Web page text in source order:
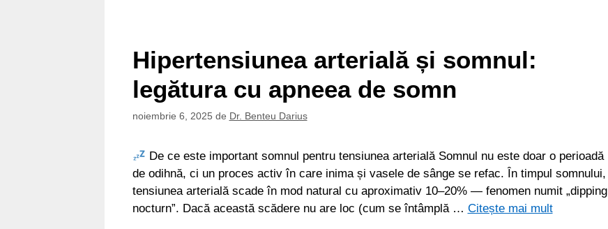
Hipertensiunea arterială și somnul:
legătura cu apneea de somn
noiembrie 6, 2025 de Dr. Benteu Darius
De ce este important somnul pentru tensiunea arterială Somnul nu este doar o perioadă
de odihnă, ci un proces activ în care inima și vasele de sânge se refac. În timpul somnului,
tensiunea arterială scade în mod natural cu aproximativ 10–20% — fenomen numit „dipping
nocturn”. Dacă această scădere nu are loc (cum se întâmplă … Citește mai mult